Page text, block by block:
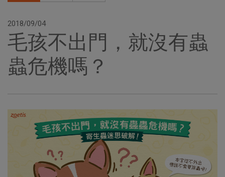
2018/09/04
毛孩不出門，就沒有蟲
蟲危機嗎？